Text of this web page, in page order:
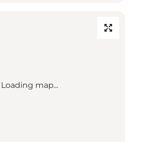
Loading map...